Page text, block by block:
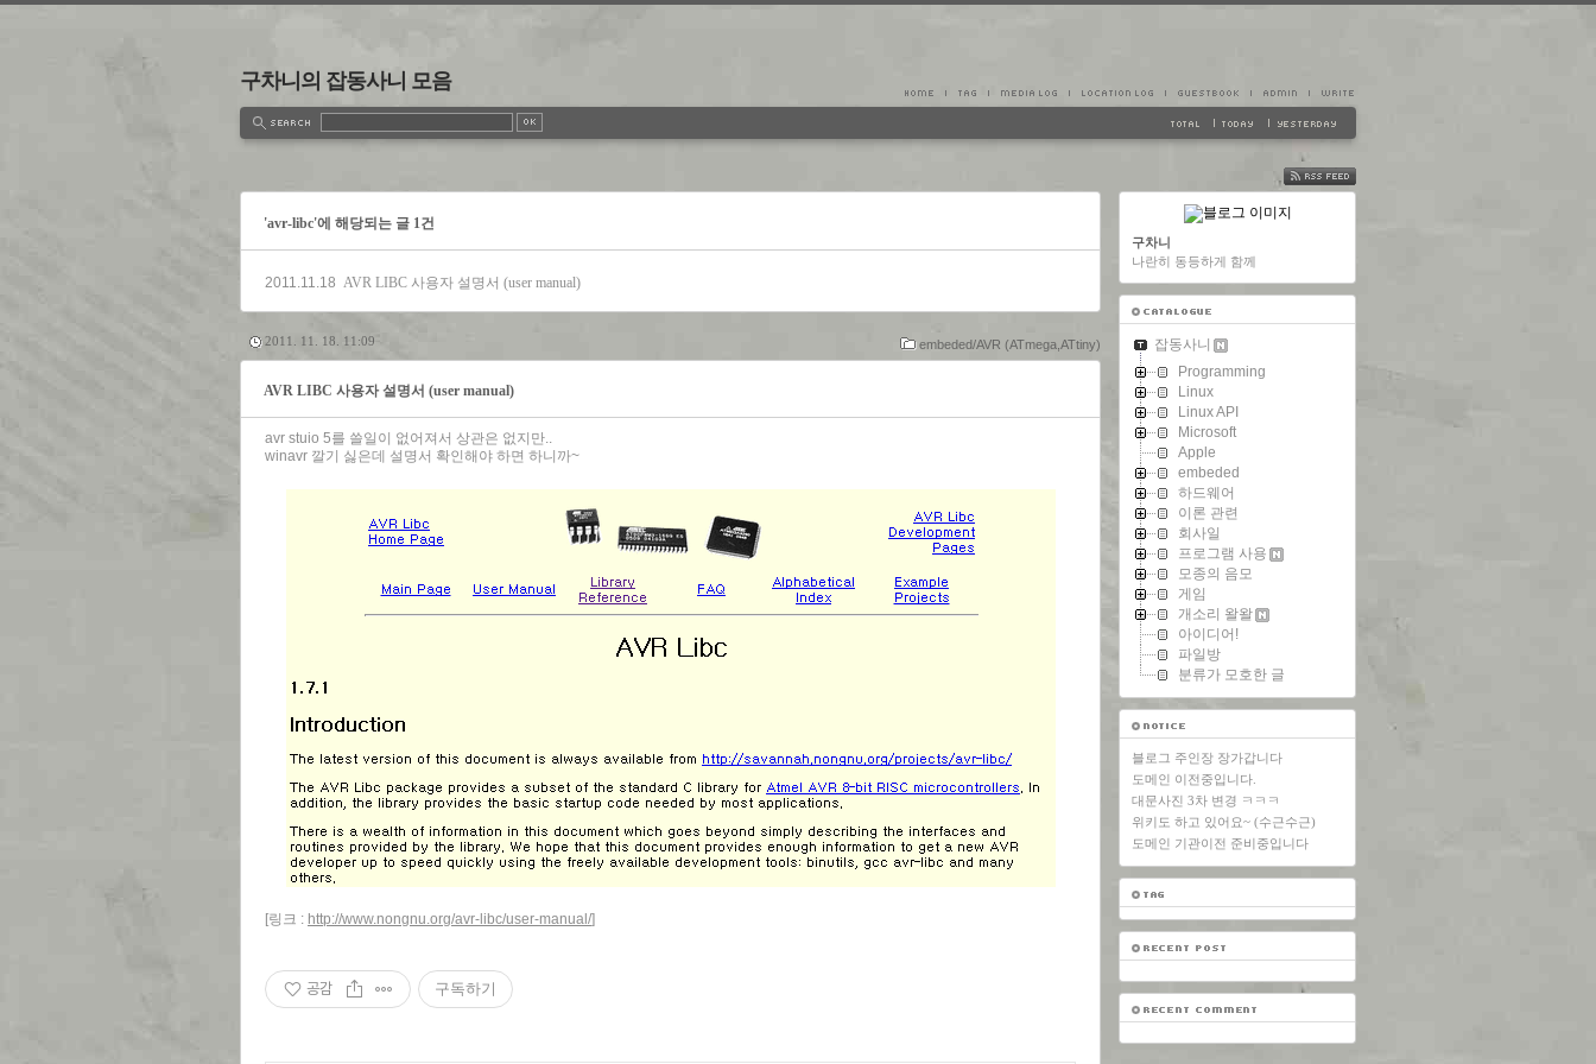
구차니의 잡동사니 모음
'avr-libc'에 해당되는 글 1건
2011.11.18 AVR LIBC 사용자 설명서 (user manual)
embeded/AVR (ATmega,ATtiny)
2011. 11. 18. 11:09
AVR LIBC 사용자 설명서 (user manual)
avr stuio 5를 쓸일이 없어져서 상관은 없지만..
winavr 깔기 싫은데 설명서 확인해야 하면 하니까~
[링크 : http://www.nongnu.org/avr-libc/user-manual/]
공감 구독하기
FEED
구차니
나란히 동등하게 함께
잡동사니
Programming
Linux
Linux API
Microsoft
Apple
embeded
하드웨어
이론 관련
회사일
프로그램 사용
모종의 음모
게임
개소리 왈왈
아이디어!
파일방
분류가 모호한 글
블로그 주인장 장가갑니다
도메인 이전중입니다.
대문사진 3차 변경 ㅋㅋㅋ
위키도 하고 있어요~ (수근수근)
도메인 기관이전 준비중입니다